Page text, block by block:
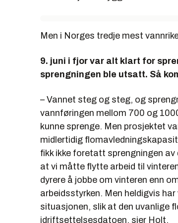
Men i Norges tredje mest
9. juni i fjor var alt klart for
sprengningen ble utsatt. Så
– Vannet steg og steg, og
vannføringen mellom 700 og
kunne sprenge. Men prosjektet
midlertidig
fikk ikke foretatt sprengningen
at vi måtte flytte arbeid til
dyrere å jobbe om vinteren enn
arbeidsstyrken. Men heldigvis
situasjonen, slik at den uvanlige
idriftsettelsesdatoen, sier Holt.